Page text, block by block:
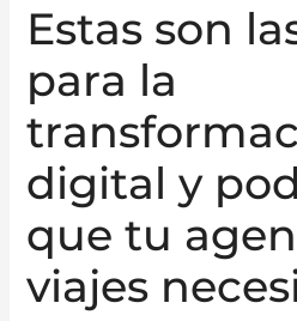
Estas son
para la
digital y
que tu
viajes
de